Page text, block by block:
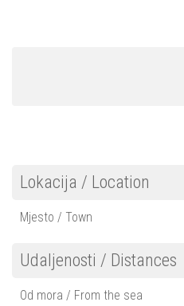
Lokacija / Location
Mjesto / Town
Udaljenosti / Distances
Od mora / From the sea